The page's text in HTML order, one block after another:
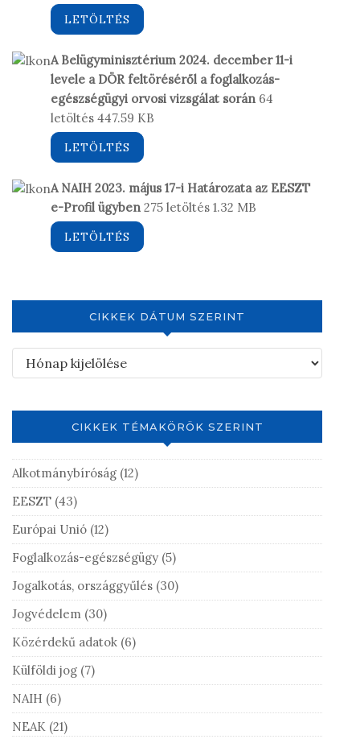
LETÖLTÉS
A Belügyminisztérium 2024. december 11-i
levele a DÖR feltöréséről a foglalkozás-
egészségügyi orvosi vizsgálat során 64
letöltés 447.59 KB
LETÖLTÉS
A NAIH 2023. május 17-i Határozata az EESZT
e-Profil ügyben 275 letöltés 1.32 MB
LETÖLTÉS
CIKKEK DÁTUM SZERINT
CIKKEK TÉMAKÖRÖK SZERINT
Alkotmánybíróság (12)
EESZT (43)
Európai Unió (12)
Foglalkozás-egészségügy (5)
Jogalkotás, országgyűlés (30)
Jogvédelem (30)
Közérdekű adatok (6)
Külföldi jog (7)
NAIH (6)
NEAK (21)